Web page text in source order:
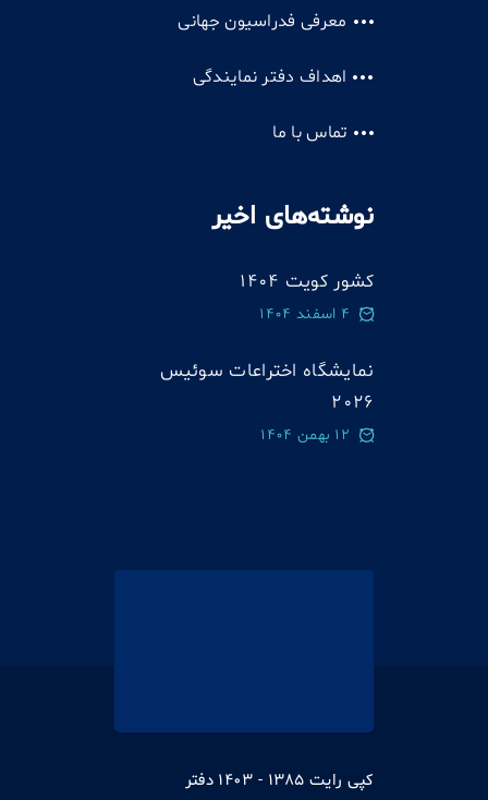
معرفی فدراسیون جهانی
اهداف دفتر نمایندگی
تماس با ما
نوشته‌های اخیر
کشور کویت 1404
4 اسفند 1404
نمایشگاه اختراعات سوئيس
2026
12 بهمن 1404
کپی رایت 1385 - 1403 دفتر